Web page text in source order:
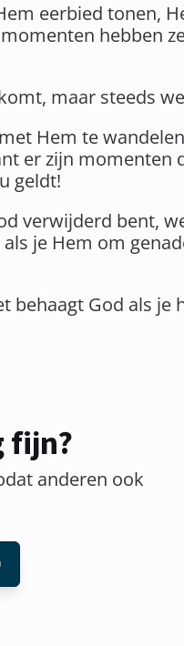
eerbied tonen,
hebben
maar steeds
Hem te
er zijn momenten
geldt!
verwijderd bent,
je Hem om
behaagt God als je
fijn?
anderen ook